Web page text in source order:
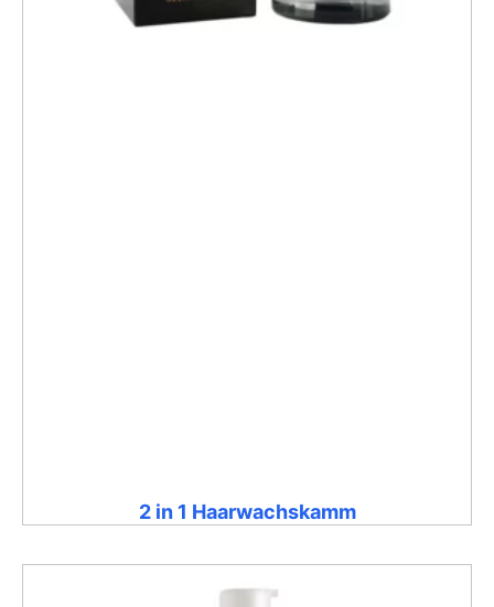
2 in 1 Haarwachskamm